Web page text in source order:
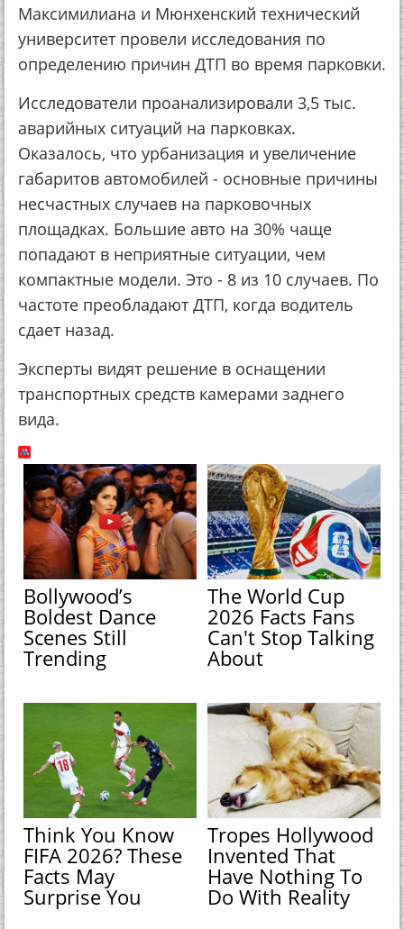
Максимилиана и Мюнхенский технический
университет провели исследования по
определению причин ДТП во время парковки.
Исследователи проанализировали 3,5 тыс.
аварийных ситуаций на парковках.
Оказалось, что урбанизация и увеличение
габаритов автомобилей - основные причины
несчастных случаев на парковочных
площадках. Большие авто на 30% чаще
попадают в неприятные ситуации, чем
компактные модели. Это - 8 из 10 случаев. По
частоте преобладают ДТП, когда водитель
сдает назад.
Эксперты видят решение в оснащении
транспортных средств камерами заднего
вида.
Bollywood’s
Boldest Dance
Scenes Still
Trending
The World Cup
2026 Facts Fans
Can't Stop Talking
About
Think You Know
FIFA 2026? These
Facts May
Surprise You
Tropes Hollywood
Invented That
Have Nothing To
Do With Reality